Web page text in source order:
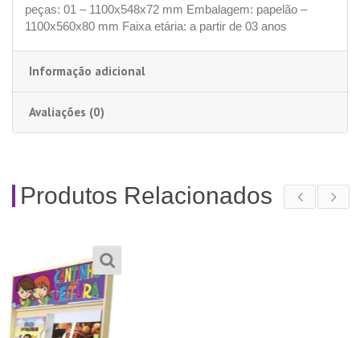
peças: 01 – 1100x548x72 mm Embalagem: papelão –
1100x560x80 mm Faixa etária: a partir de 03 anos
Informação adicional
Avaliações (0)
Produtos Relacionados